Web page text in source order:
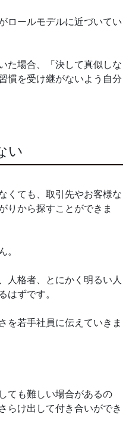
ロールモデルに近づいてい
た場合、「決して真似しな
慣を受け継がないよう自分
い
くても、取引先やお客様な
りから探すことができま
。
人格者、とにかく明るい人
はずです。
を若手社員に伝えていきま
ても難しい場合があるの
らけ出して付き合いができ